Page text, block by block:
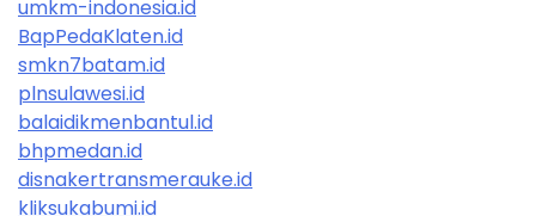
umkm-indonesia.id
BapPedaKlaten.id
smkn7batam.id
plnsulawesi.id
balaidikmenbantul.id
bhpmedan.id
disnakertransmerauke.id
kliksukabumi.id